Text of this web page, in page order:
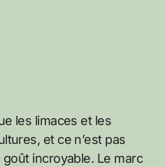
les limaces et les
et ce n’est pas
incroyable. Le marc